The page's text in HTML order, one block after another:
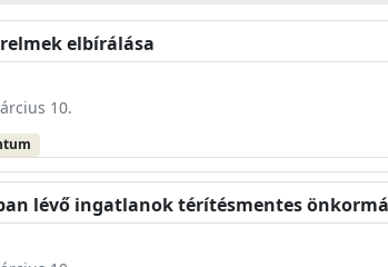
elbírálása
10.
lévő ingatlanok térítésmentes